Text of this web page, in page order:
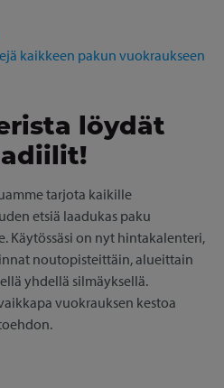
kaikkeen pakun vuokraukseen
löydät
tarjota kaikille
etsiä laadukas paku
Käytössäsi on nyt hintakalenteri,
noutopisteittäin, alueittain
yhdellä silmäyksellä.
vuokrauksen kestoa